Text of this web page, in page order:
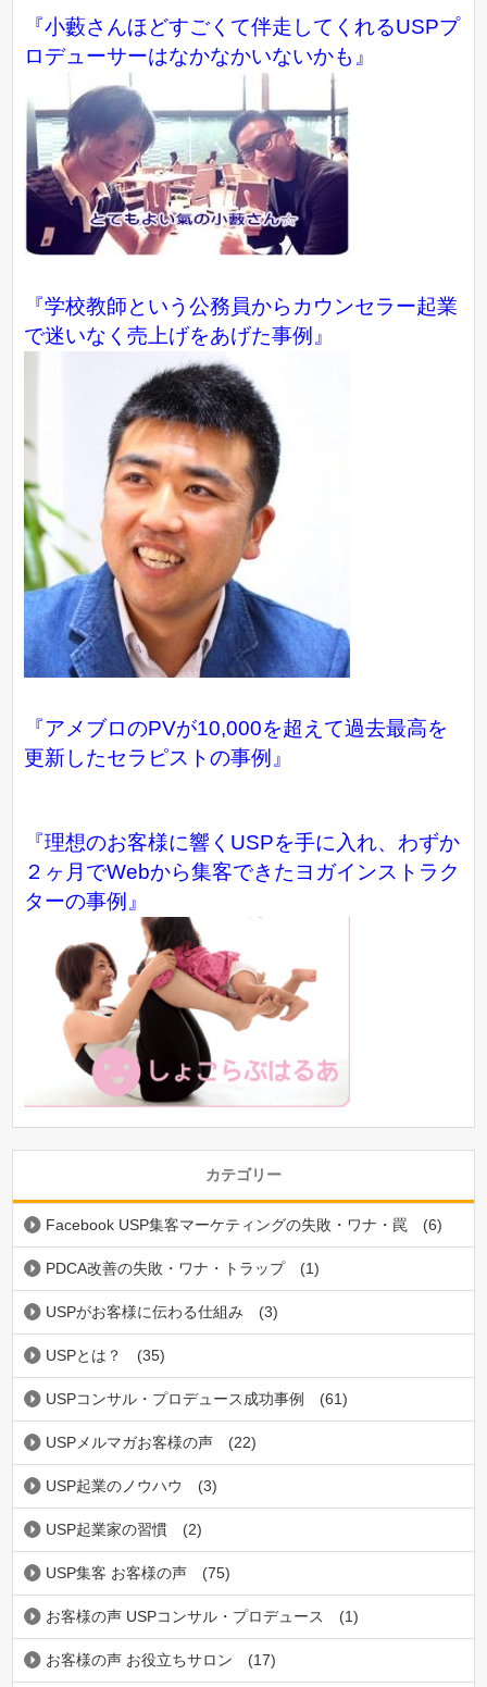
『小藪さんほどすごくて伴走してくれるUSPプ
ロデューサーはなかなかいないかも』
『学校教師という公務員からカウンセラー起業
で迷いなく売上げをあげた事例』
『アメブロのPVが10,000を超えて過去最高を
更新したセラピストの事例』
『理想のお客様に響くUSPを手に入れ、わずか
２ヶ月でWebから集客できたヨガインストラク
ターの事例』
カテゴリー
Facebook USP集客マーケティングの失敗・ワナ・罠 (6)
PDCA改善の失敗・ワナ・トラップ (1)
USPがお客様に伝わる仕組み (3)
USPとは？ (35)
USPコンサル・プロデュース成功事例 (61)
USPメルマガお客様の声 (22)
USP起業のノウハウ (3)
USP起業家の習慣 (2)
USP集客 お客様の声 (75)
お客様の声 USPコンサル・プロデュース (1)
お客様の声 お役立ちサロン (17)